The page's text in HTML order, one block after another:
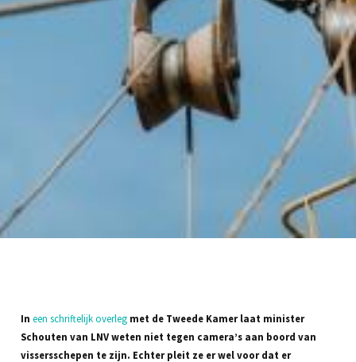
In een schriftelijk overlegmet de Tweede Kamer laat minister
Schouten van LNV weten niet tegen camera’s aan boord van
vissersschepen te zijn. Echter pleit ze er wel voor dat er